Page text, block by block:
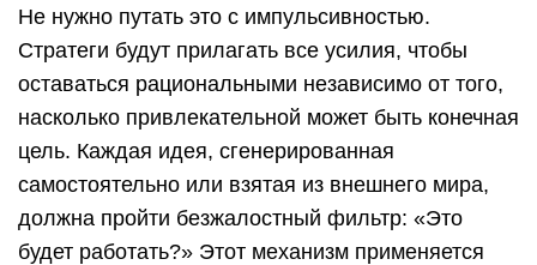
Не нужно путать это с импульсивностью.
Стратеги будут прилагать все усилия, чтобы
оставаться рациональными независимо от того,
насколько привлекательной может быть конечная
цель. Каждая идея, сгенерированная
самостоятельно или взятая из внешнего мира,
должна пройти безжалостный фильтр: «Это
будет работать?» Этот механизм применяется